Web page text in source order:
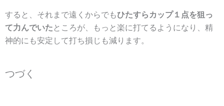
すると、それまで遠くからでもひたすらカップ１点を狙っ
て力んでいた ところが、もっと楽に打てるようになり、精
神的にも安定して打ち損じも減ります。
つづく